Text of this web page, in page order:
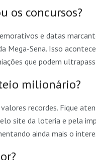
os concursos?
e datas
Mega-Sena. Isso
que podem
milionário?
recordes. Fique
site da loteria e pela
ainda mais o